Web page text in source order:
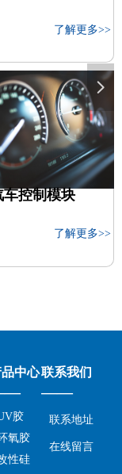
了解更多>>
了解更多>>
车控制模块
了解更多>>
了解更多>>
车控制模块
넲
中心
胶
氧胶
性硅
联系我们
——
联系地址
在线留言